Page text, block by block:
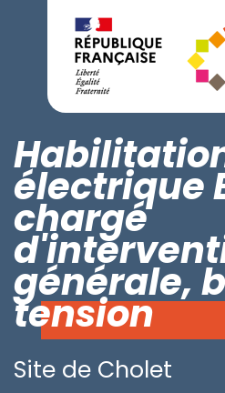
électrique
chargé
générale,
tension
Site de Cholet